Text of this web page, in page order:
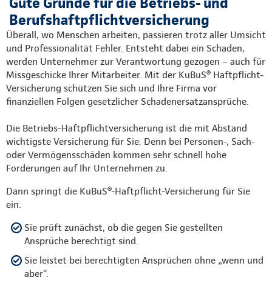
Berufshaftpflichtversicherung
Überall, wo Menschen arbeiten, passieren trotz aller Umsicht
und Professionalität Fehler. Entsteht dabei ein Schaden,
werden Unternehmer zur Verantwortung gezogen – auch für
Missgeschicke Ihrer Mitarbeiter. Mit der KuBuS® Haftpflicht-
Versicherung schützen Sie sich und Ihre Firma vor
finanziellen Folgen gesetzlicher Schadenersatzansprüche.
Die Betriebs-Haftpflichtversicherung ist die mit Abstand
wichtigste Versicherung für Sie. Denn bei Personen-, Sach-
oder Vermögensschäden kommen sehr schnell hohe
Forderungen auf Ihr Unternehmen zu.
Dann springt die KuBuS®-Haftpflicht-Versicherung für Sie
ein:
Sie prüft zunächst, ob die gegen Sie gestellten
Ansprüche berechtigt sind.
Sie leistet bei berechtigten Ansprüchen ohne „wenn und
aber“.